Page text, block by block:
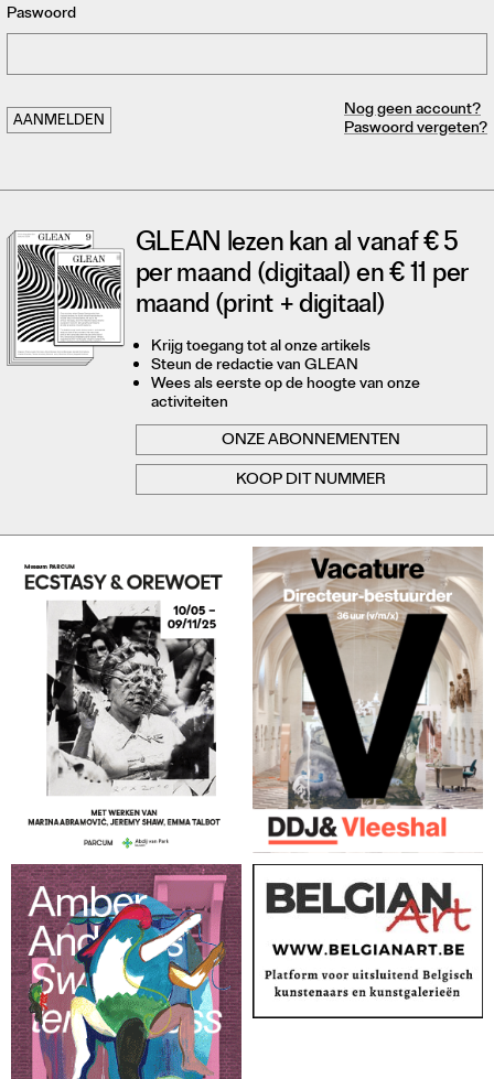
Paswoord
Nog geen account?
Paswoord vergeten?
GLEAN lezen kan al vanaf € 5
per maand (digitaal) en € 11 per
maand (print + digitaal)
Krijg toegang tot al onze artikels
Steun de redactie van GLEAN
Wees als eerste op de hoogte van onze
activiteiten
ONZE ABONNEMENTEN
KOOP DIT NUMMER